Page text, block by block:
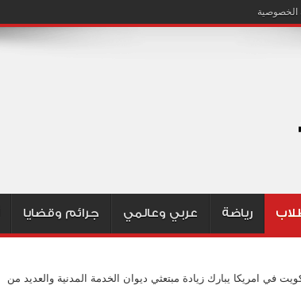
رياضة عربي وعالمي جرائم وقضايا
في امريكا يبارك زيادة مبتعثي ديوان الخدمة المدنية والعديد من